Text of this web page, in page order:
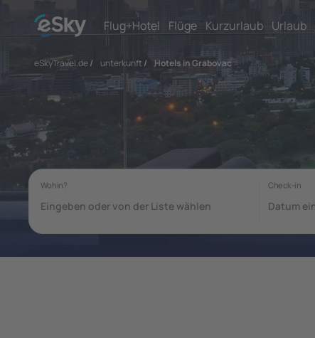
Flug+Hotel Flüge Kurzurlaub Urlaub
eSkyTravel.de/ unterkunft / Hotels in Grabovac